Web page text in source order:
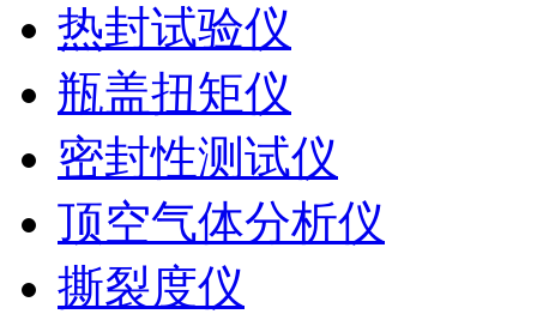
热封试验仪
瓶盖扭矩仪
密封性测试仪
顶空气体分析仪
撕裂度仪